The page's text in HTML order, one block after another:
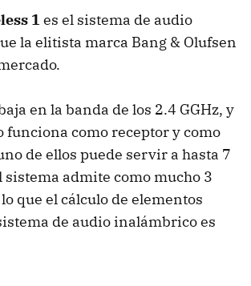
1 es el sistema de audio
la elitista marca Bang & Olufsen
en la banda de los 2.4 GGHz, y
funciona como receptor y como
de ellos puede servir a hasta 7
sistema admite como mucho 3
que el cálculo de elementos
de audio inalámbrico es